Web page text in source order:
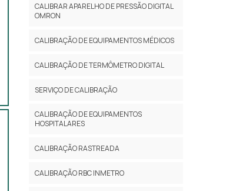
CALIBRAR APARELHO DE PRESSÃO DIGITAL
OMRON
CALIBRAÇÃO DE EQUIPAMENTOS MÉDICOS
CALIBRAÇÃO DE TERMÔMETRO DIGITAL
SERVIÇO DE CALIBRAÇÃO
CALIBRAÇÃO DE EQUIPAMENTOS
HOSPITALARES
CALIBRAÇÃO RASTREADA
CALIBRAÇÃO RBC INMETRO